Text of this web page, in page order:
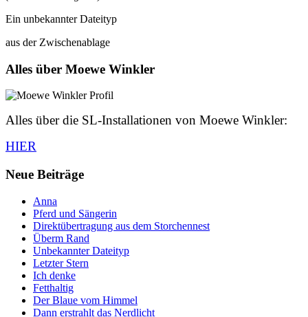
Ein unbekannter Dateityp
aus der Zwischenablage
Alles über Moewe Winkler
Alles über die SL-Installationen von Moewe Winkler:
HIER
Neue Beiträge
Anna
Pferd und Sängerin
Direktübertragung aus dem Storchennest
Überm Rand
Unbekannter Dateityp
Letzter Stern
Ich denke
Fetthaltig
Der Blaue vom Himmel
Dann erstrahlt das Nerdlicht